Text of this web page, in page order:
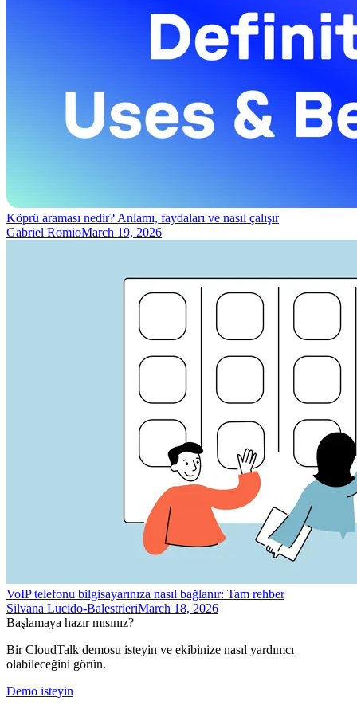
Köprü araması nedir? Anlamı, faydaları ve nasıl çalışır
Gabriel RomioMarch 19, 2026
VoIP telefonu bilgisayarınıza nasıl bağlanır: Tam rehber
Silvana Lucido-BalestrieriMarch 18, 2026
Başlamaya hazır mısınız?
Bir CloudTalk demosu isteyin ve ekibinize nasıl yardımcı
olabileceğini görün.
Demo isteyin